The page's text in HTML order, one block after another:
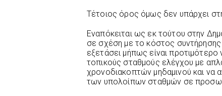
Τέτοιος όρος όμως δεν υπάρχει
Εναπόκειται ως εκ τούτου στην
σε σχέση με το κόστος συντήρησης
εξετάσει μήπως είναι
τοπικούς σταθμούς ελέγχου με
χρονοδιακοπτών μηδαμινού και να
των υπολοίπων σταθμών σε